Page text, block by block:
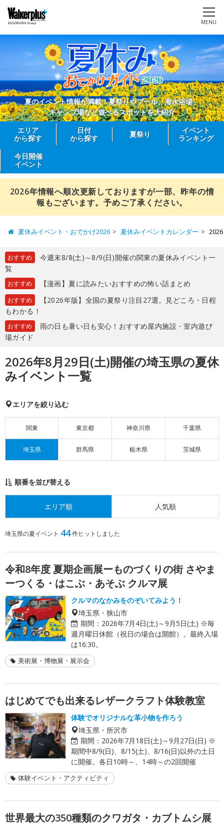
MENU
夏のイベント情報が満載！夏祭りやプール、海水浴場、
キャンプ場など遊べるスポットを大紹介
エリア
から探す
日付
から探す
夏祭り
イベント
ランキング
今日開催
イベント
2026年情報へ順次更新しておりますが一部、昨年の情
報もございます。予めご了承ください。
夏休みイベント・おでかけ2026 夏休みイベントカレンダー
おすすめ
今週末8/8(土)～8/9(日)開催の関東の夏休みイベント一
覧
おすすめ 【漫画】夏に読みたいおすすめの怖い話まとめ
おすすめ
【2026年版】全国の夏祭り注目27選。見どころ・日程
もわかる！
おすすめ
雨の日も暑い日も安心！おすすめ屋内施設・室内遊び
場ガイド
2026年8月29日(土)開催の埼玉県の夏休
みイベント一覧
エリアを絞り込む
関東 東京都 神奈川県 千葉県
埼玉県 群馬県 栃木県 茨城県
順番を並び替える
エリア順 人気順
埼玉県の夏イベント 44件ヒットしました
令和8年度 夏期企画展ーものづくりの街 さやま
ーつくる・はこぶ・あそぶ クルマ展
クルマのなかみをのぞいてみよう！
埼玉県・狭山市
期間： 2026年7月4日(土)～9月5日(土) ※毎
週月曜日休館（祝日の場合は開館）。最終入場
は16:30。
美術展・博物展・展示会
はじめてでも出来るレザークラフト体験教室
体験でオリジナルな革小物を作ろう
埼玉県・所沢市
期間： 2026年7月18日(土)～9月27日(日) ※
期間中8/9(日)、8/15(土)、8/16(日)以外の土日
に開催。各日10時～、14時～の2回開催
体験イベント・アクティビティ
世界最大の350種類のクワガタ・カブトムシ展